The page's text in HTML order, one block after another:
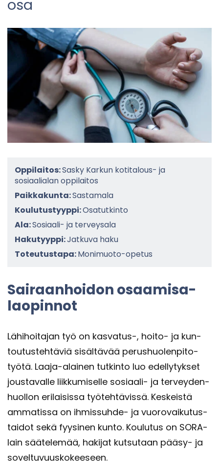
osa
Oppilaitos:Sasky Karkun kotitalous- ja
sosiaalialan oppilaitos
Paikkakunta:Sastamala
Koulutustyyppi:Osatutkinto
Ala:Sosiaali- ja terveysala
Hakutyyppi:Jatkuva haku
Toteutustapa:Monimuoto-opetus
Sai­raan­hoi­don osaa­mi­sa­
lao­pin­not
Lä­hi­hoi­ta­jan työ on kasvatus-​, hoito-​ ja kun­
tou­tus­teh­tä­viä si­säl­tä­vää pe­rus­huo­len­pi­to­
työ­tä. Laaja-​alainen tut­kin­to luo edel­ly­tyk­set
jous­ta­val­le liik­ku­mi­sel­le sosiaali-​ ja ter­vey­den­
huol­lon eri­lai­sis­sa työ­teh­tä­vis­sä. Kes­keis­tä
am­ma­tis­sa on ihmissuhde-​ ja vuo­ro­vai­ku­tus­
tai­dot sekä fyy­si­nen kunto. Kou­lu­tus on SORA-​
lain sää­te­le­mää, ha­ki­jat kut­su­taan pääsy-​ ja
so­vel­tu­vuus­ko­kee­seen.